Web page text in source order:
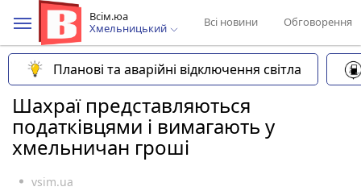
Всім.юа
Хмельницький
Всі новини Обговорення
Планові та аварійні відключення світла
Шахраї представляються
податківцями і вимагають у
хмельничан гроші
vsim.ua